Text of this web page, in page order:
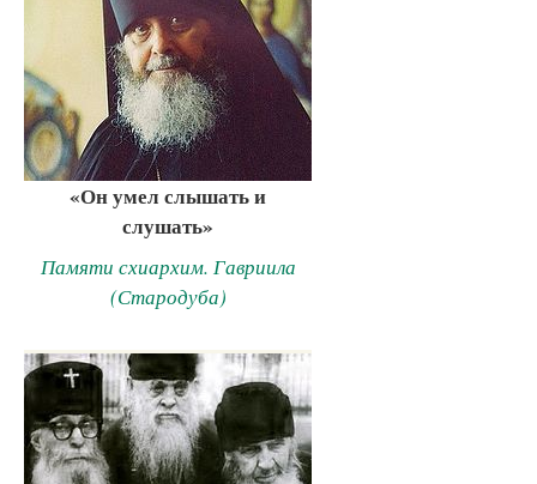
«Он умел слышать и
слушать»
Памяти схиархим. Гавриила
(Стародуба)